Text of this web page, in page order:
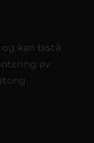
kan bistå
av